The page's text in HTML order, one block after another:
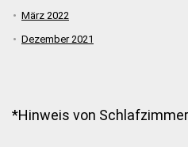
März 2022
Dezember 2021
*Hinweis von